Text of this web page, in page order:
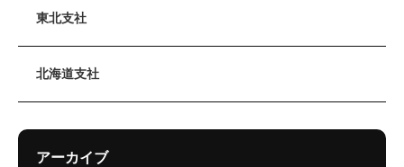
東北支社
北海道支社
アーカイブ